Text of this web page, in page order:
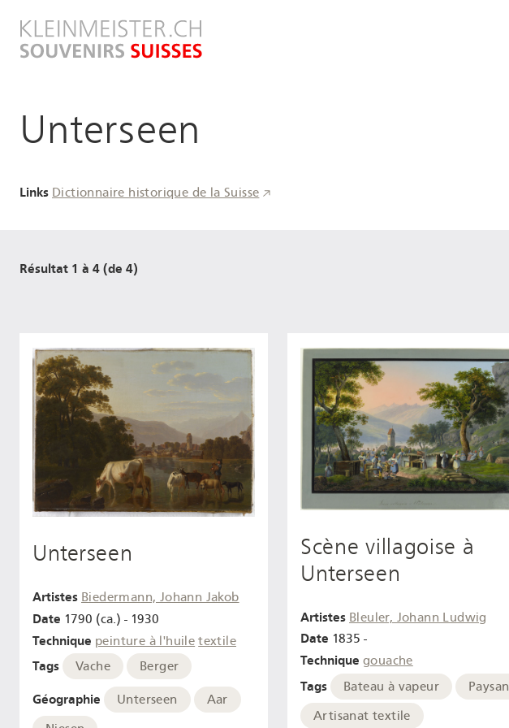
contenu
principal
Unterseen
Links Dictionnaire historique de la Suisse
Résultat 1 à 4 (de 4)
Unterseen
Artistes Biedermann, Johann Jakob
Date 1790 (ca.) - 1930
Technique peinture à l'huile textile
Tags Vache Berger
Géographie Unterseen
Aar
Scène villagoise à
Unterseen
Artistes Bleuler, Johann Ludwig
Date 1835 -
Technique gouache
Tags Bateau à vapeur
Paysan
Artisanat textile